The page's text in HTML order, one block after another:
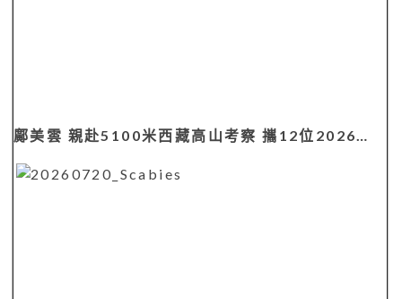
鄺美雲 親赴5100米西藏高山考察 攜12位2026…